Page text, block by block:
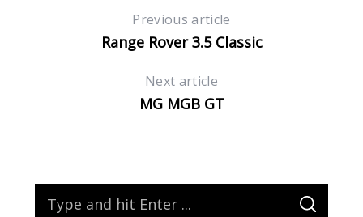
Previous article
Range Rover 3.5 Classic
Next article
MG MGB GT
S